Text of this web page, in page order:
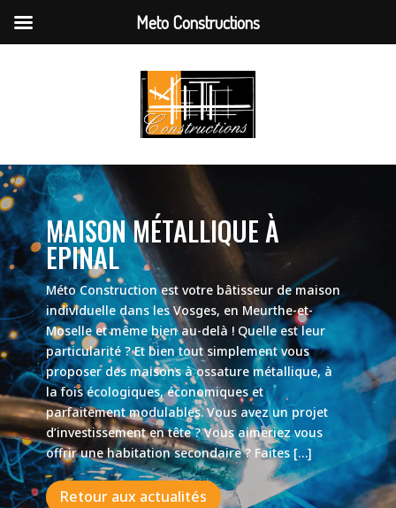
MAISON MÉTALLIQUE À
EPINAL
Méto Construction est votre bâtisseur de maison
individuelle dans les Vosges, en Meurthe-et-
Moselle et même bien au-delà ! Quelle est leur
particularité ? Et bien tout simplement vous
proposer des maisons à ossature métallique, à
la fois écologiques, économiques et
parfaitement modulables. Vous avez un projet
d’investissement en tête ? Vous aimeriez vous
offrir une habitation secondaire ? Faites […]
Retour aux actualités
Meto Constructions